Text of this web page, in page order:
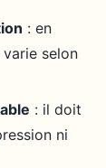
: en
selon
: il doit
ni